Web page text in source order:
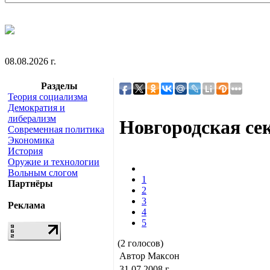
08.08.2026 г.
Разделы
Теория социализма
Демократия и
либерализм
Современная политика
Экономика
История
Оружие и технологии
Вольным слогом
Партнёры
Реклама
Новгородская
1
2
3
4
5
(2 голосов)
Автор Максон